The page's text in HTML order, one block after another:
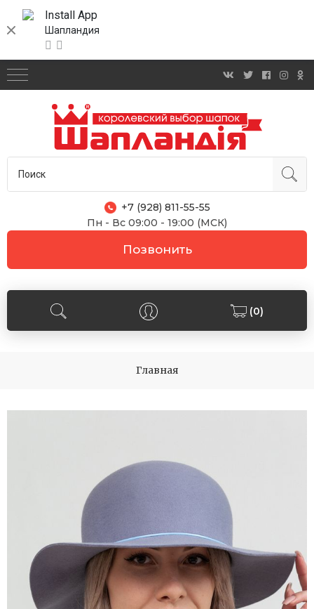
Install App
Шапландия
+7 (928) 811-55-55
Пн - Вс 09:00 - 19:00 (МСК)
Позвонить
(0)
Главная